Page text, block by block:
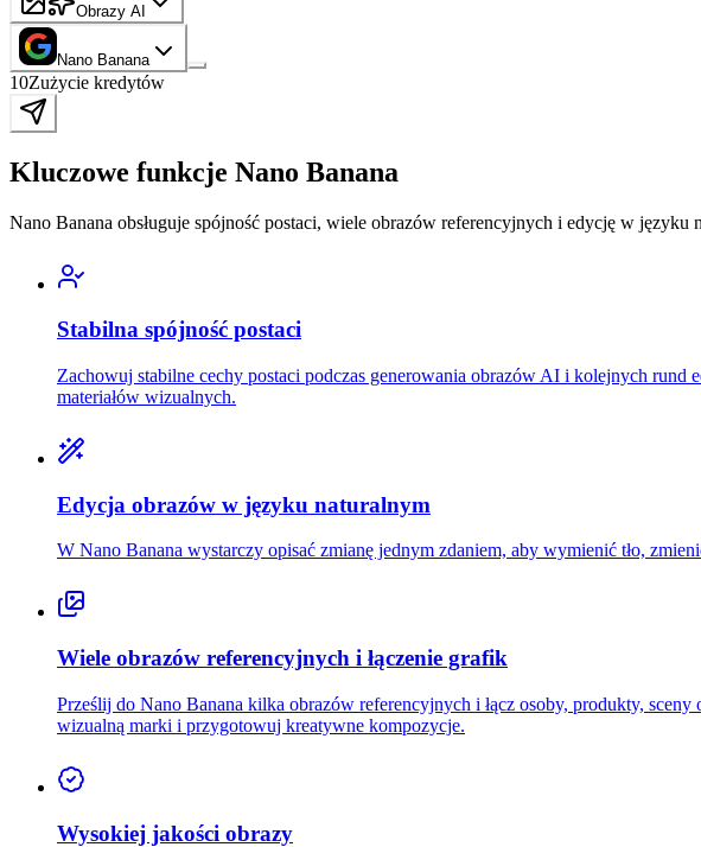
Obrazy AI
Nano Banana
10Zużycie kredytów
Kluczowe funkcje Nano Banana
Nano Banana obsługuje spójność postaci, wiele obrazów referencyjnych i edycję w
Stabilna spójność postaci
Zachowuj stabilne cechy postaci podczas generowania obrazów AI i kolejnych
materiałów wizualnych.
Edycja obrazów w języku naturalnym
W Nano Banana wystarczy opisać zmianę jednym zdaniem, aby wymienić tło,
Wiele obrazów referencyjnych i łączenie grafik
Prześlij do Nano Banana kilka obrazów referencyjnych i łącz osoby, produkty,
wizualną marki i przygotowuj kreatywne kompozycje.
Wysokiej jakości obrazy